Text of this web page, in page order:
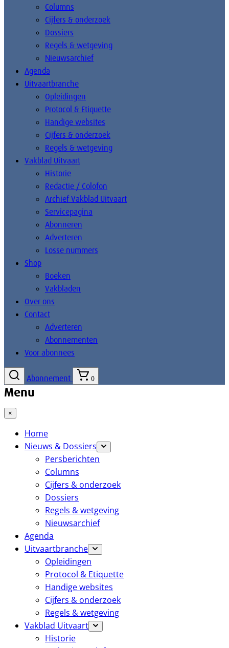
Columns
Cijfers & onderzoek
Dossiers
Regels & wetgeving
Nieuwsarchief
Agenda
Uitvaartbranche
Opleidingen
Protocol & Etiquette
Handige websites
Cijfers & onderzoek
Regels & wetgeving
Vakblad Uitvaart
Historie
Redactie / Colofon
Archief Vakblad Uitvaart
Servicepagina
Abonneren
Adverteren
Losse nummers
Shop
Boeken
Vakbladen
Over ons
Contact
Adverteren
Abonnementen
Voor abonnees
Abonnement 0
Menu
×
Home
Nieuws & Dossiers
Persberichten
Columns
Cijfers & onderzoek
Dossiers
Regels & wetgeving
Nieuwsarchief
Agenda
Uitvaartbranche
Opleidingen
Protocol & Etiquette
Handige websites
Cijfers & onderzoek
Regels & wetgeving
Vakblad Uitvaart
Historie